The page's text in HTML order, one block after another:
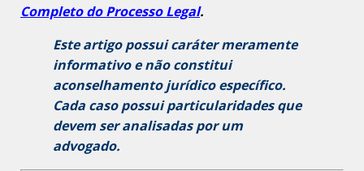
Completo do Processo Legal.
Este artigo possui caráter meramente
informativo e não constitui
aconselhamento jurídico específico.
Cada caso possui particularidades que
devem ser analisadas por um
advogado.